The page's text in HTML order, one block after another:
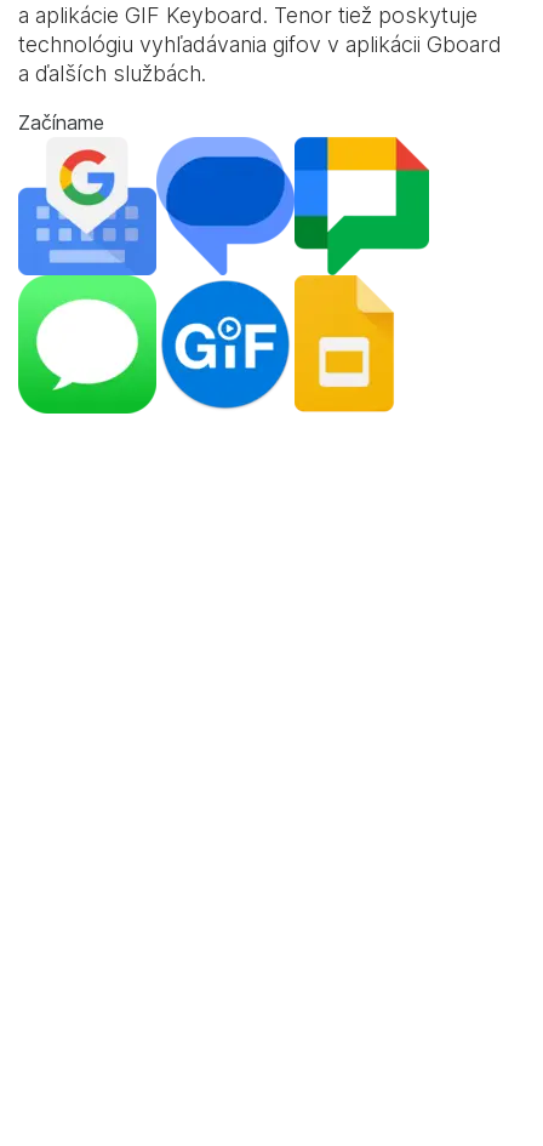
a aplikácie GIF Keyboard. Tenor tiež poskytuje
technológiu vyhľadávania gifov v aplikácii Gboard
a ďalších službách.
Začíname